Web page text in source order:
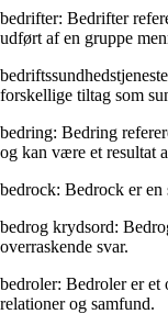
bedrifter: Bedrifter
udført af en gruppe
forskellige tiltag som
bedring: Bedring
og kan være et resultat
bedrock: Bedrock er
bedrog krydsord:
overraskende svar.
bedroler: Bedroler er et
relationer og samfund.